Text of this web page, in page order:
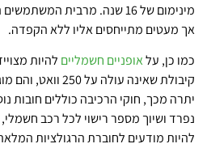
מינימום של 16 שנה. מרבית
אך מעטים מתייחסים אליו ללא הקפדה.
כמו כן, עלאופניים חשמליים להיות
יתרה מכך, חוקי הרכיבה כוללים חובות
נפרד ושיוך מספר רישוי לכל רכב
להיות מודעים לחוברת הרגולציות